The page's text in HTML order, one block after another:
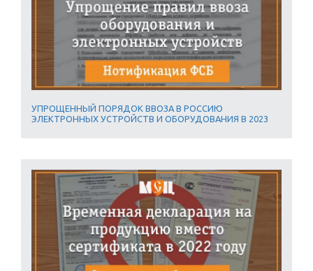
УПРОЩЕННЫЙ ПОРЯДОК ВВОЗА В РОССИЮ
ЭЛЕКТРОННЫХ УСТРОЙСТВ И ОБОРУДОВАНИЯ В 2023